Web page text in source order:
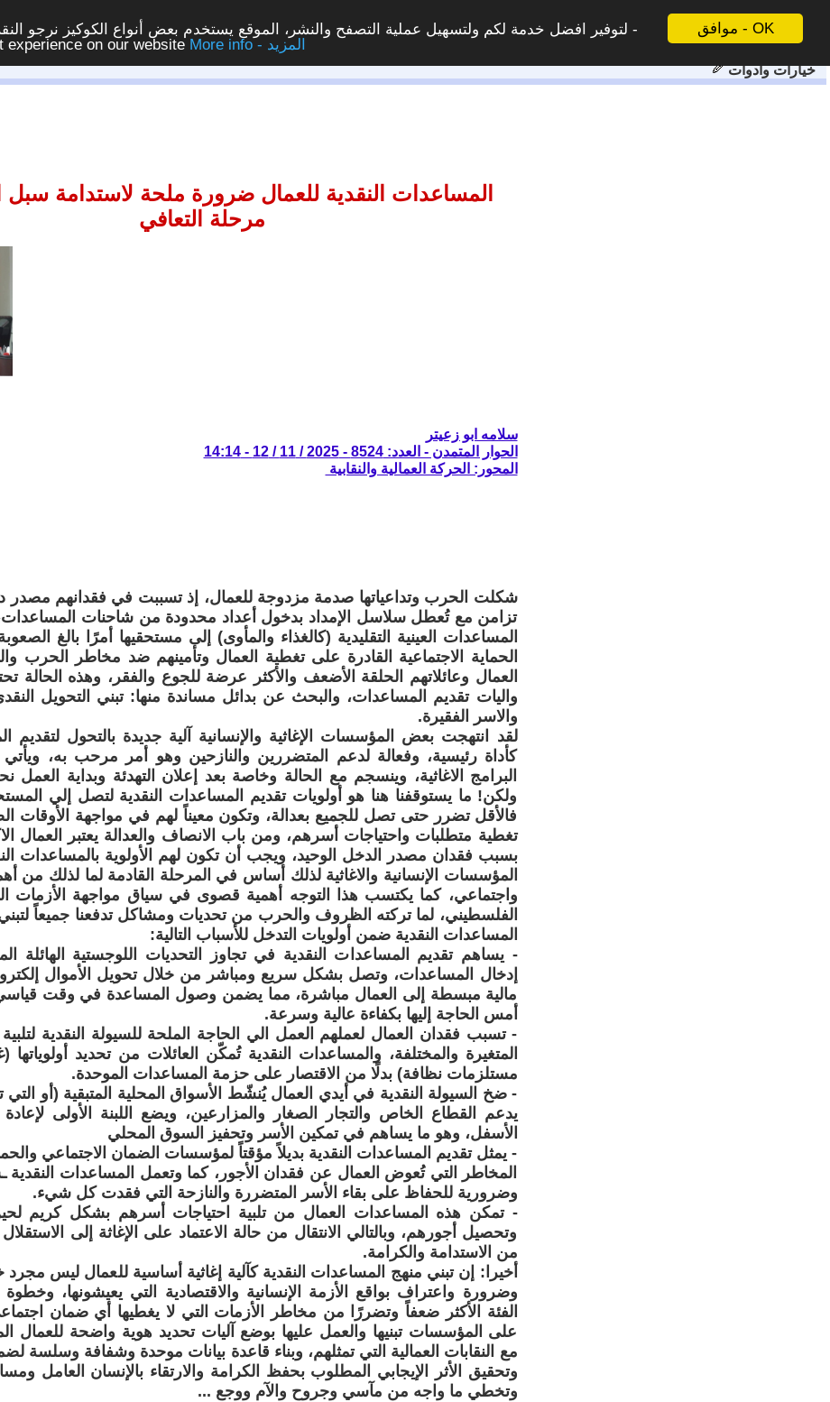
موافق - OK
لتوفير افضل خدمة لكم ولتسهيل عملية التصفح والنشر، الموقع يستخدم بعض أنواع الكوكيز نرجو
on our website
More info - المزيد
خيارات وادوات
المساعدات النقدية للعمال ضرورة ملحة لاستدامة
مرحلة التعافي
سلامه ابو زعيتر
الحوار المتمدن - العدد: 8524 - 2025 / 11 / 12 - 14:14
المحور: الحركة العمالية والنقابية
شكلت الحرب وتداعياتها صدمة مزدوجة للعمال، إذ تسببت في فقدانهم مصدر
تزامن مع تُعطل سلاسل الإمداد بدخول أعداد محدودة من شاحنات
المساعدات العينية التقليدية (كالغذاء والمأوى) إلى مستحقيها أمرًا بالغ
الحماية الاجتماعية القادرة على تغطية العمال وتأمينهم ضد مخاطر الحرب
العمال وعائلاتهم الحلقة الأضعف والأكثر عرضة للجوع والفقر، وهذه الحالة
واليات تقديم المساعدات، والبحث عن بدائل مساندة منها: تبني التحويل
والاسر الفقيرة.
لقد انتهجت بعض المؤسسات الإغاثية والإنسانية آلية جديدة بالتحول لتقديم
كأداة رئيسية، وفعالة لدعم المتضررين والنازحين وهو أمر مرحب به،
البرامج الاغاثية، وينسجم مع الحالة وخاصة بعد إعلان التهدئة وبداية العمل
ولكن! ما يستوقفنا هنا هو أولويات تقديم المساعدات النقدية لتصل إلي
فالأقل تضرر حتى تصل للجميع بعدالة، وتكون معيناً لهم في مواجهة الأوقات
تغطية متطلبات واحتياجات أسرهم، ومن باب الانصاف والعدالة يعتبر العمال
بسبب فقدان مصدر الدخل الوحيد، ويجب أن تكون لهم الأولوية بالمساعدات
المؤسسات الإنسانية والاغاثية لذلك أساس في المرحلة القادمة لما لذلك من
واجتماعي، كما يكتسب هذا التوجه أهمية قصوى في سياق مواجهة الأزمات
الفلسطيني، لما تركته الظروف والحرب من تحديات ومشاكل تدفعنا جميعاً
المساعدات النقدية ضمن أولويات التدخل للأسباب التالية:
- يساهم تقديم المساعدات النقدية في تجاوز التحديات اللوجستية الهائلة
إدخال المساعدات، وتصل بشكل سريع ومباشر من خلال تحويل الأموال
مالية مبسطة إلى العمال مباشرة، مما يضمن وصول المساعدة في وقت
أمس الحاجة إليها بكفاءة عالية وسرعة.
- تسبب فقدان العمال لعملهم العمل الي الحاجة الملحة للسيولة النقدية
المتغيرة والمختلفة، والمساعدات النقدية تُمكّن العائلات من تحديد أولوياتها
مستلزمات نظافة) بدلًا من الاقتصار على حزمة المساعدات الموحدة.
- ضخ السيولة النقدية في أيدي العمال يُنشّط الأسواق المحلية المتبقية (أو التي
يدعم القطاع الخاص والتجار الصغار والمزارعين، ويضع اللبنة الأولى لإعادة
الأسفل، وهو ما يساهم في تمكين الأسر وتحفيز السوق المحلي
- يمثل تقديم المساعدات النقدية بديلاً مؤقتاً لمؤسسات الضمان الاجتماعي
المخاطر التي تُعوض العمال عن فقدان الأجور، كما وتعمل المساعدات النقدية
وضرورية للحفاظ على بقاء الأسر المتضررة والنازحة التي فقدت كل شيء.
- تمكن هذه المساعدات العمال من تلبية احتياجات أسرهم بشكل كريم
وتحصيل أجورهم، وبالتالي الانتقال من حالة الاعتماد على الإغاثة إلى الاستقلال
من الاستدامة والكرامة.
أخيرا: إن تبني منهج المساعدات النقدية كآلية إغاثية أساسية للعمال ليس مجرد
وضرورة واعتراف بواقع الأزمة الإنسانية والاقتصادية التي يعيشونها،
الفئة الأكثر ضعفاً وتضررًا من مخاطر الأزمات التي لا يغطيها أي ضمان
على المؤسسات تبنيها والعمل عليها بوضع آليات تحديد هوية واضحة للعمال
مع النقابات العمالية التي تمثلهم، وبناء قاعدة بيانات موحدة وشفافة وسلسة
وتحقيق الأثر الإيجابي المطلوب بحفظ الكرامة والارتقاء بالإنسان العامل
وتخطي ما واجه من مآسي وجروح والآم ووجع ...